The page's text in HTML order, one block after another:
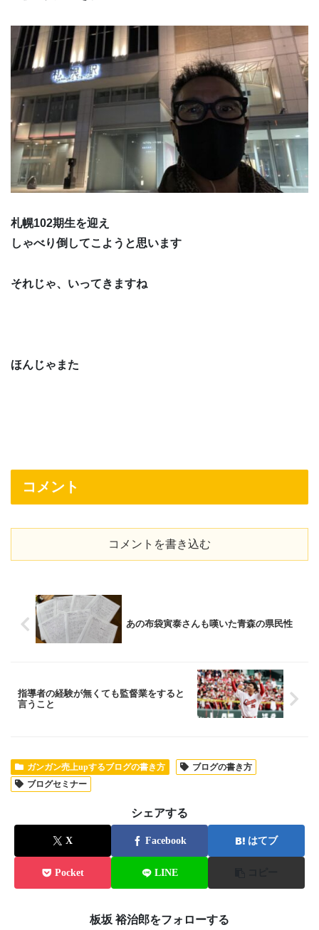
札幌102期生を迎え
しゃべり倒してこようと思います
それじゃ、いってきますね
ほんじゃまた
コメント
コメントを書き込む
あの布袋寅泰さんも嘆いた青森の県民性
指導者の経験が無くても監督業をすると
言うこと
ガンガン売上upするブログの書き方
ブログの書き方
ブログセミナー
シェアする
X Facebook はてブ
Pocket LINE
板坂 裕治郎をフォローする